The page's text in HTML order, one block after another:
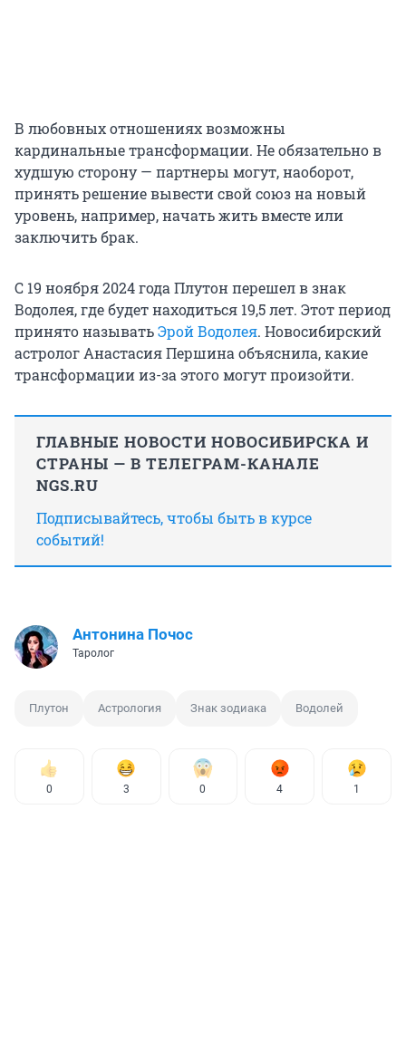
В любовных отношениях возможны
кардинальные трансформации. Не обязательно в
худшую сторону — партнеры могут, наоборот,
принять решение вывести свой союз на новый
уровень, например, начать жить вместе или
заключить брак.
С 19 ноября 2024 года Плутон перешел в знак
Водолея, где будет находиться 19,5 лет. Этот период
принято называтьЭрой Водолея. Новосибирский
астролог Анастасия Першина объяснила, какие
трансформации из-за этого могут произойти.
ГЛАВНЫЕ НОВОСТИ НОВОСИБИРСКА И
СТРАНЫ — В ТЕЛЕГРАМ-КАНАЛЕ
NGS.RU
Подписывайтесь, чтобы быть в курсе
событий!
Антонина Почос
Таролог
Плутон Астрология Знак зодиака Водолей
0 3 0 4 1